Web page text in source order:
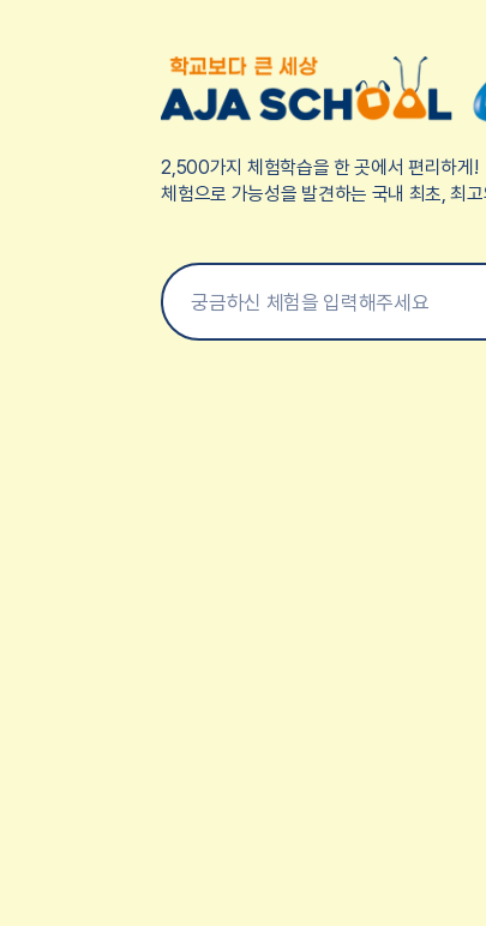
2,500가지 체험학습을 한 곳에서 편리하게!
체험으로 가능성을 발견하는 국내 최초, 최